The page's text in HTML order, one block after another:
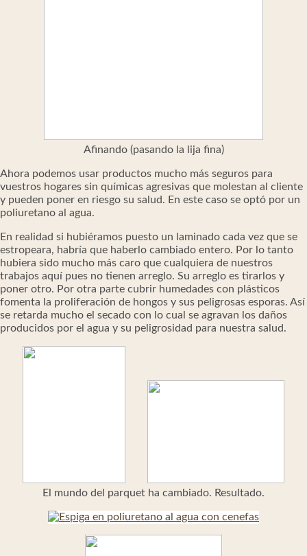
Afinando (pasando la lija fina)
Ahora podemos usar productos mucho más seguros para
vuestros hogares sin químicas agresivas que molestan al cliente
y pueden poner en riesgo su salud. En este caso se optó por un
poliuretano al agua.
En realidad si hubiéramos puesto un laminado cada vez que se
estropeara, habría que haberlo cambiado entero. Por lo tanto
hubiera sido mucho más caro que cualquiera de nuestros
trabajos aquí pues no tienen arreglo. Su arreglo es tirarlos y
poner otro. Por otra parte cubrir humedades con plásticos
fomenta la proliferación de hongos y sus peligrosas esporas. Así
se retarda mucho el secado con lo cual se agravan los daños
producidos por el agua y su peligrosidad para nuestra salud.
El mundo del parquet ha cambiado. Resultado.